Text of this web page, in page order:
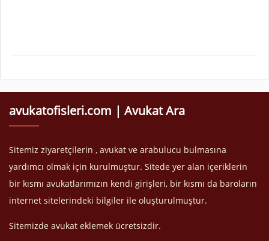
avukatofisleri.com | Avukat Ara
Sitemiz ziyaretçilerin , avukat ve arabulucu bulmasına
yardımcı olmak için kurulmuştur. Sitede yer alan içeriklerin
bir kısmı avukatlarımızın kendi girişleri, bir kısmı da baroların
internet sitelerindeki bilgiler ile oluşturulmuştur.
Sitemizde avukat eklemek ücretsizdir.